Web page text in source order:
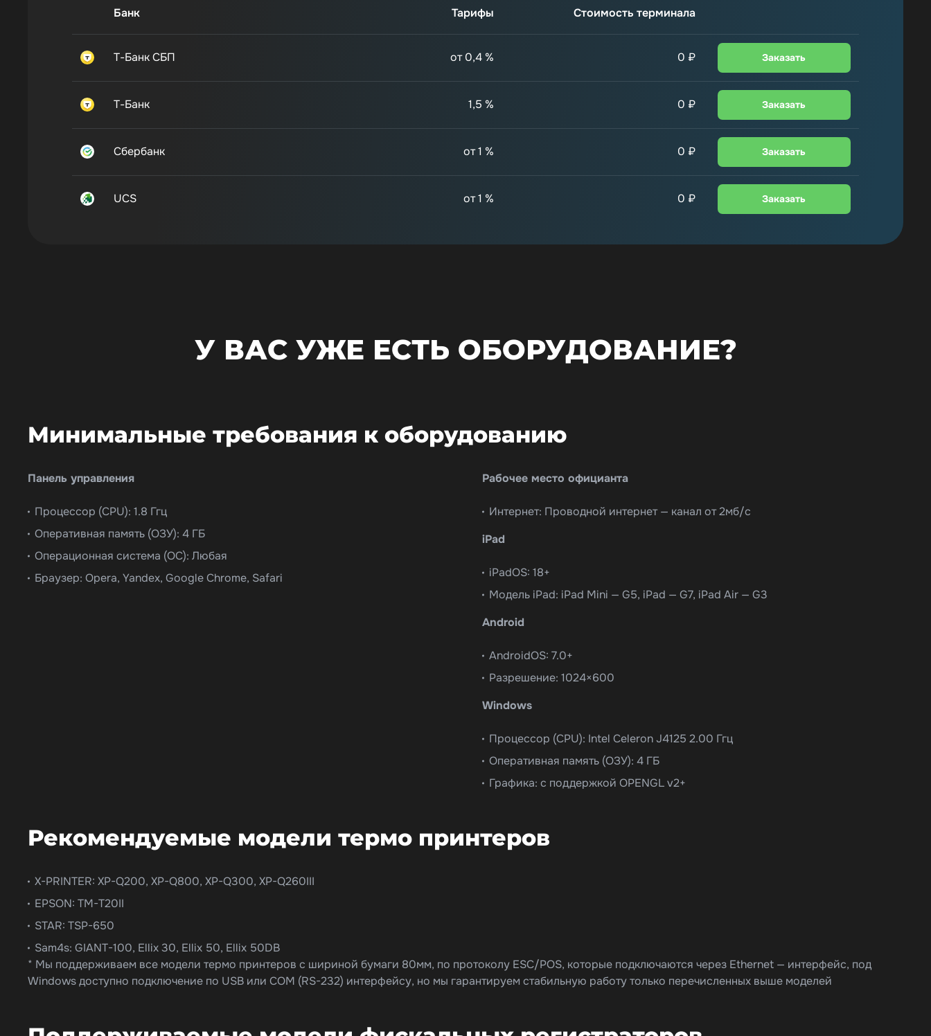
Т-Банк СБП от 0,4 % 0 ₽ Заказать
Т-Банк 1,5 % 0 ₽ Заказать
Сбербанк от 1 % 0 ₽ Заказать
UCS от 1 % 0 ₽ Заказать
У ВАС УЖЕ ЕСТЬ ОБОРУДОВАНИЕ?
Минимальные требования к оборудованию
Панель управления
Процессор (CPU): 1.8 Ггц
Оперативная память (ОЗУ): 4 ГБ
Операционная система (ОС): Любая
Браузер: Opera, Yandex, Google Chrome, Safari
Рабочее место официанта
Интернет: Проводной интернет — канал от 2мб/с
iPad
iPadOS: 18+
Модель iPad: iPad Mini — G5, iPad — G7, iPad Air — G3
Android
AndroidOS: 7.0+
Разрешение: 1024×600
Windows
Процессор (CPU): Intel Celeron J4125 2.00 Ггц
Оперативная память (ОЗУ): 4 ГБ
Графика: с поддержкой OPENGL v2+
Рекомендуемые модели термо принтеров
X-PRINTER: XP-Q200, XP-Q800, XP-Q300, XP-Q260III
EPSON: TM-T20II
STAR: TSP-650
Sam4s: GIANT-100, Ellix 30, Ellix 50, Ellix 50DB
* Мы поддерживаем все модели термо принтеров с шириной бумаги 80мм, по протоколу ESC/POS, которые подключаются через Ethernet — интерфейс, под
Windows доступно подключение по USB или COM (RS-232) интерфейсу, но мы гарантируем стабильную работу только перечисленных выше моделей